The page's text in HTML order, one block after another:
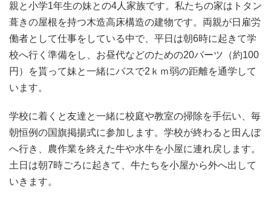
親と小学1年生の妹との4人家族です。私たちの家はトタン
葺きの屋根を持つ木造高床構造の建物です。両親が日雇労
働者として仕事をしている中で、平日は朝6時に起きて学
校へ行く準備をし、お昼代などのための20バーツ（約100
円）を貰って妹と一緒にバスで2ｋｍ弱の距離を通学して
います。
学校に着くと友達と一緒に校庭や教室の掃除を手伝い、毎
朝恒例の国旗掲揚式に参加します。学校が終わると田んぼ
へ行き、農作業を終えた牛や水牛を小屋に連れ戻します。
土日は朝7時ごろに起きて、牛たちを小屋から外へ出して
いきます。